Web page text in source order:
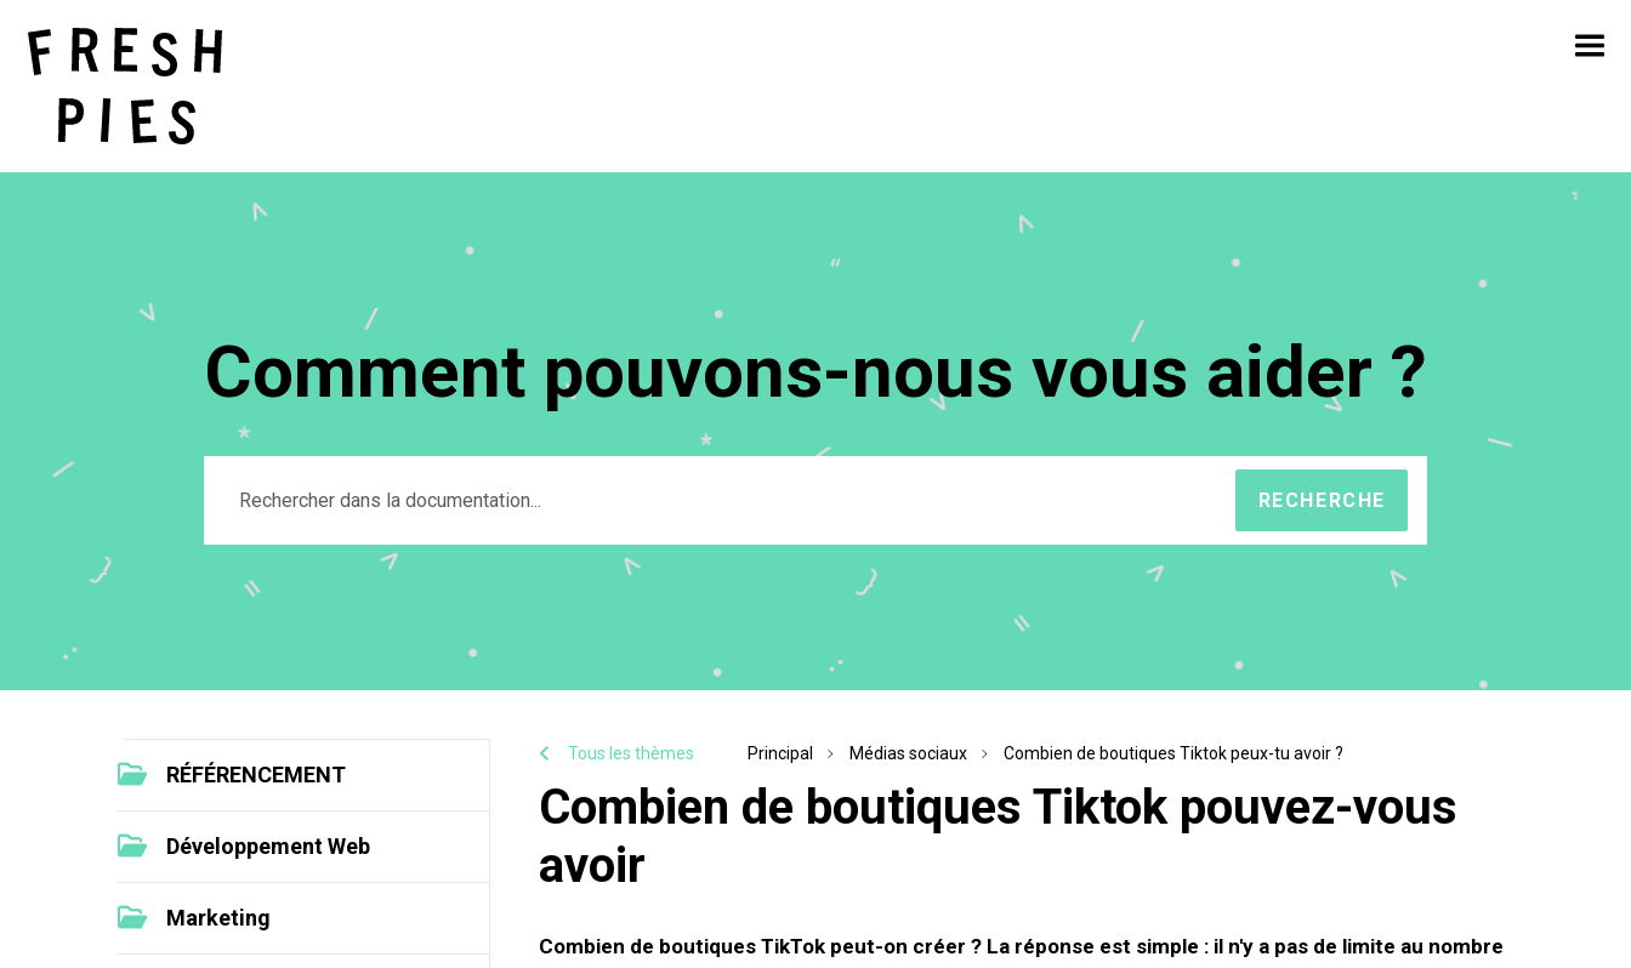
Comment pouvons-nous vous aider ?
RECHERCHE
RÉFÉRENCEMENT
Développement Web
Marketing
Tous les thèmes Principal Médias sociaux Combien de boutiques Tiktok peux-tu avoir ?
Combien de boutiques Tiktok pouvez-vous
avoir
Combien de boutiques TikTok peut-on créer ? La réponse est simple : il n'y a pas de limite au nombre